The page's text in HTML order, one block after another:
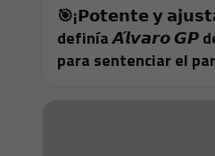
🎯¡𝗣𝗼𝘁𝗲𝗻𝘁𝗲 𝘆
definía 𝘼́𝙡𝙫𝙖𝙧𝙤 𝙂𝙋
para sentenciar el